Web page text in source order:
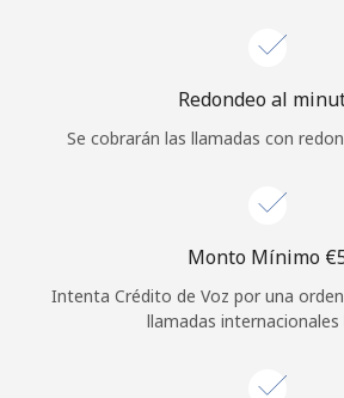
o
Continuar con
Redondeo al
Se cobrarán las llamadas con
Monto Mínimo
Intenta Crédito de Voz por una
llamadas internacionales